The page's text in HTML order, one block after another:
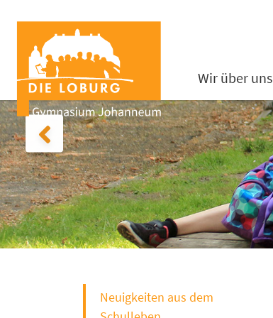
Wir über uns
Neuigkeiten aus dem